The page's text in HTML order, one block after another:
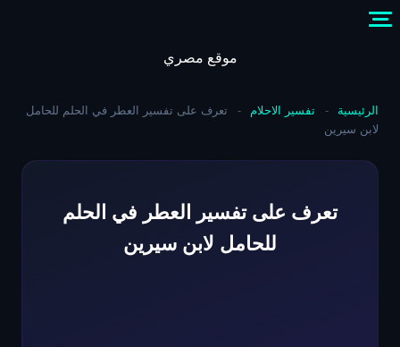
موقع مصري
الرئيسية - تفسير الاحلام -
تعرف على تفسير العطر في الحلم للحامل
لابن سيرين
تعرف على تفسير العطر في الحلم
للحامل لابن سيرين